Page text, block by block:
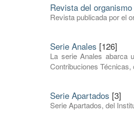
Revista del organismo
Revista publicada por el
Serie Anales [126]
La serie Anales abarca
Contribuciones
Serie Apartados [3]
Serie Apartados, del